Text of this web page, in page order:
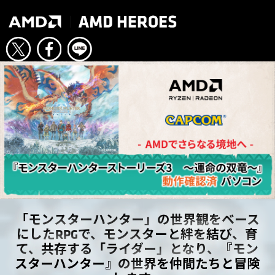
「モンスターハンター」の世界観をベース
にしたRPGで、モンスターと絆を結び、育
て、共存する「ライダー」となり、『モン
スターハンター』の世界を仲間たちと冒険